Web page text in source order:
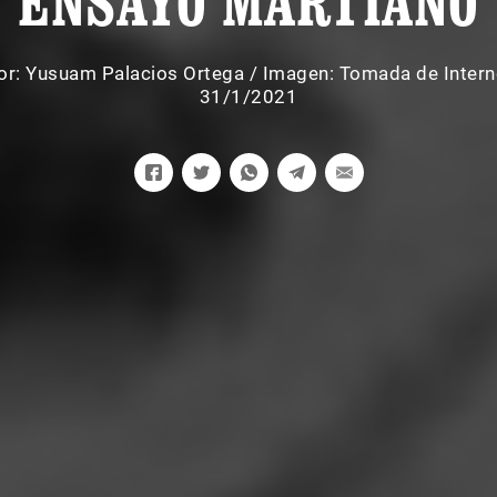
Yusuam Palacios Ortega / Imagen: Tomada de
31/1/2021